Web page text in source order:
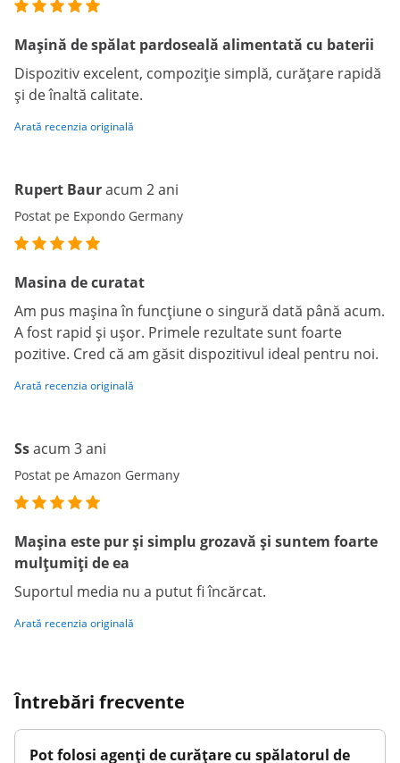
Mașină de spălat pardoseală alimentată cu baterii
Dispozitiv excelent, compoziție simplă, curățare rapidă
și de înaltă calitate.
Arată recenzia originală
Rupert Bauracum 2 ani
Postat pe Expondo Germany
Masina de curatat
Am pus mașina în funcțiune o singură dată până acum.
A fost rapid și ușor. Primele rezultate sunt foarte
pozitive. Cred că am găsit dispozitivul ideal pentru noi.
Arată recenzia originală
Ssacum 3 ani
Postat pe Amazon Germany
Mașina este pur și simplu grozavă și suntem foarte
mulțumiți de ea
Suportul media nu a putut fi încărcat.
Arată recenzia originală
Întrebări frecvente
Pot folosi agenți de curățare cu spălatorul de